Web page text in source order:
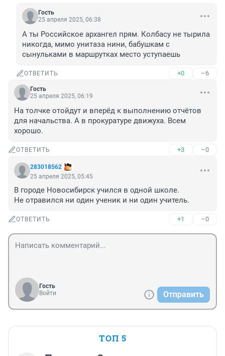
Гость
25 апреля 2025, 06:38
А ты Российское архангел прям. Колбасу не тырила
никогда, мимо унитаза нини, бабушкам с
сынульками в маршрутках место уступаешь
ОТВЕТИТЬ +0 –6
Гость
25 апреля 2025, 06:19
На толчке отойдут и вперёд к выполнению отчётов
для начальства. А в прокуратуре движуха. Всем
хорошо.
ОТВЕТИТЬ +3 –0
283018562
25 апреля 2025, 05:45
В городе Новосибирск учился в одной школе.
Не отравился ни один ученик и ни один учитель.
ОТВЕТИТЬ +1 –0
Гость
Войти
Отправить
ТОП 5